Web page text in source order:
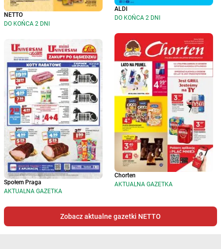
NETTO
DO KOŃCA 2 DNI
Społem Praga
AKTUALNA GAZETKA
ALDI
DO KOŃCA 2 DNI
Chorten
AKTUALNA GAZETKA
Zobacz aktualne gazetki NETTO